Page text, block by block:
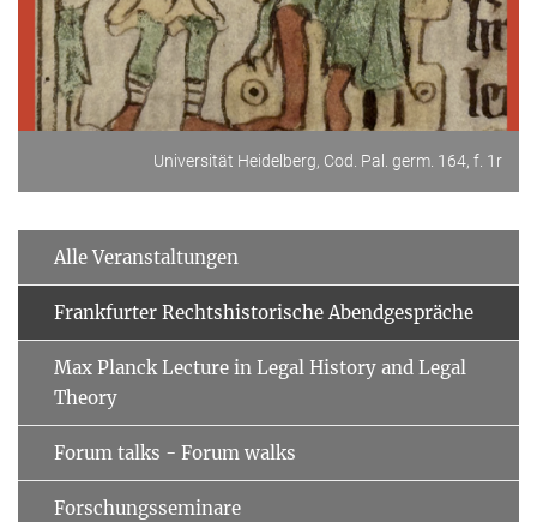
Universität Heidelberg, Cod. Pal. germ. 164, f. 1r
Alle Veranstaltungen
Frankfurter Rechtshistorische Abendgespräche
Max Planck Lecture in Legal History and Legal
Theory
Forum talks - Forum walks
Forschungsseminare